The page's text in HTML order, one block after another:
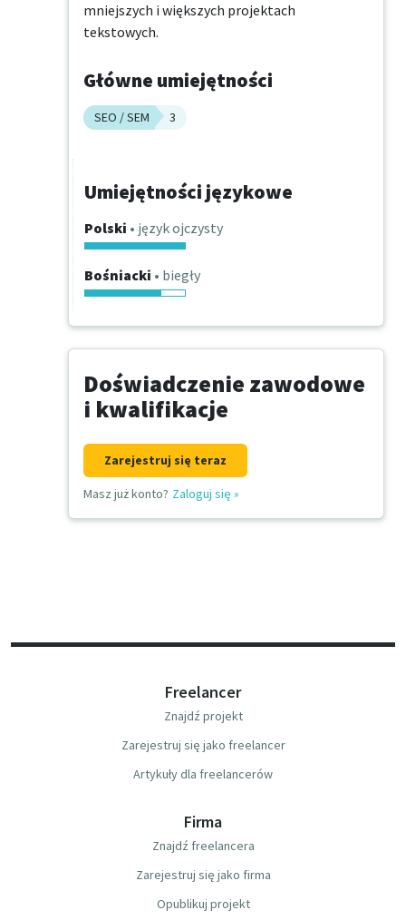
mniejszych i większych projektach
tekstowych.
Główne umiejętności
SEO / SEM 3
Umiejętności językowe
Polski • język ojczysty
Bośniacki • biegły
Doświadczenie zawodowe
i kwalifikacje
Zarejestruj się teraz
Masz już konto? Zaloguj się »
Freelancer
Znajdź projekt
Zarejestruj się jako freelancer
Artykuły dla freelancerów
Firma
Znajdź freelancera
Zarejestruj się jako firma
Opublikuj projekt